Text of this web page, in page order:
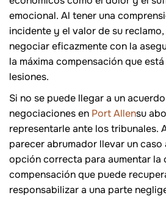
emocional. Al tener una
incidente y el valor de su
negociar eficazmente con la
la máxima compensación que
lesiones.
Si no se puede llegar a un
negociaciones en Port Allensu
representarle ante los tribunales.
parecer abrumador llevar un caso
opción correcta para aumentar la
compensación que puede
responsabilizar a una parte